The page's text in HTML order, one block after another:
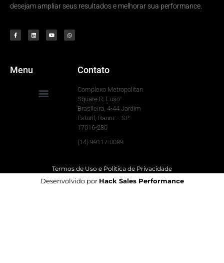
desejam ampliar seus resultados e melhorar sua performance.
Menu Contato
Complexo Metropolitan
Square R. Luso-
Brasileira, 4-44 Jardim
Estoril, Bauru – SP
17016-230
(14) 99117-0089
Termos de Uso e Política de Privacidade
Desenvolvido por Hack Sales Performance